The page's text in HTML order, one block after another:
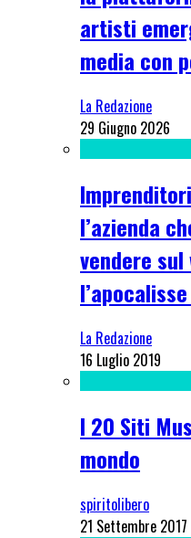
artisti
media con
La Redazione
29 Giugno 2026
l’azienda
vendere
La Redazione
16 Luglio 2019
I 20 Siti
mondo
spiritolibero
21 Settembre 2017